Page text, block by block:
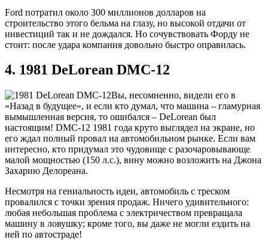
Ford потратил около 300 миллионов долларов на
строительство этого бельма на глазу, но высокой отдачи от
инвестиций так и не дождался. Но сочувствовать Форду не
стоит: после удара компания довольно быстро оправилась.
4. 1981 DeLorean DMC-12
Вы, несомненно, видели его в
«Назад в будущее», и если кто думал, что машина – гламурная
вымышленная версия, то ошибался – DeLorean был
настоящим! DMC-12 1981 года круто выглядел на экране, но
его ждал полный провал на автомобильном рынке. Если вам
интересно, кто придумал это чудовище с разочаровывающе
малой мощностью (150 л.с.), вину можно возложить на Джона
Захарию Делореана.
Несмотря на гениальность идеи, автомобиль с треском
провалился с точки зрения продаж. Ничего удивительного:
любая небольшая проблема с электричеством превращала
машину в ловушку; кроме того, вы даже не могли ездить на
ней по автостраде!